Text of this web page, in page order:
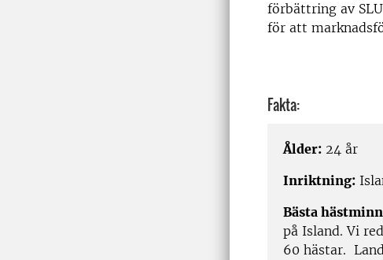
förbättring av
för att
Fakta:
Ålder: 24 år
Inriktning:
Bästa
på Island. Vi
60 hästar.